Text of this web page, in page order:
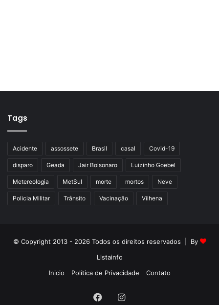
Tags
Acidente assossete Brasil casal Covid-19
disparo Geada Jair Bolsonaro Luizinho Goebel
Metereologia MetSul morte mortos Neve
Policia Militar Trânsito Vacinação Vilhena
© Copyright 2013 - 2026 Todos os direitos reservados | By
Listainfo
Inicio
Política de Privacidade Contato
FacebookInstagram